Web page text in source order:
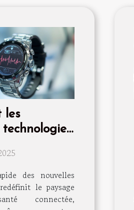
les
technologies
en outils
?
des nouvelles
le paysage
connectée,